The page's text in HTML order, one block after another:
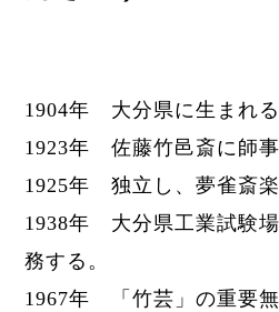
1904年 大分県に生まれる
1923年 佐藤竹邑斎に師事
1925年 独立し、夢雀斎楽
1938年 大分県工業試験
務する。
1967年 「竹芸」の重要